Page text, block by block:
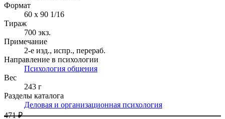
Формат
60 x 90 1/16
Тираж
700 экз.
Примечание
2-е изд., испр., перераб.
Направление в психологии
Психология общения
Вес
243 г
Разделы каталога
Деловая и организационная психология
471 ₽